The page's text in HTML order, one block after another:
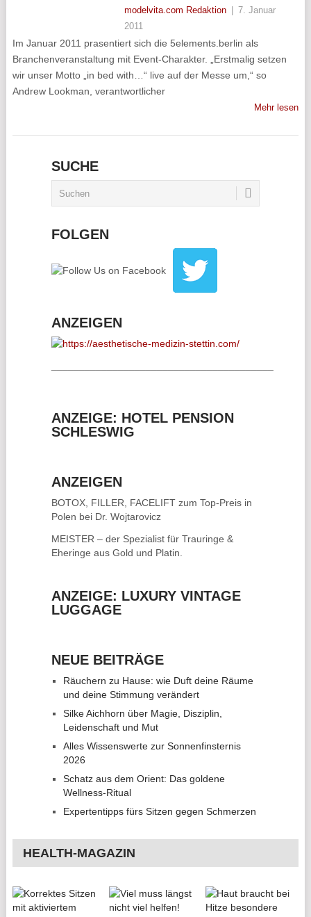
modelvita.com Redaktion
7. Januar
2011
Im Januar 2011 prasentiert sich die 5elements.berlin als
Branchenveranstaltung mit Event-Charakter. „Erstmalig setzen
wir unser Motto „in bed with…“ live auf der Messe um,“ so
Andrew Lookman, verantwortlicher
Mehr lesen
SUCHE
FOLGEN
ANZEIGEN
ANZEIGE: HOTEL PENSION
SCHLESWIG
ANZEIGEN
BOTOX, FILLER, FACELIFTzum Top-Preis in
Polen bei Dr. Wojtarovicz
MEISTER – der Spezialist für Trauringe &
Eheringe aus Gold und Platin.
ANZEIGE: LUXURY VINTAGE
LUGGAGE
NEUE BEITRÄGE
Räuchern zu Hause: wie Duft deine Räume
und deine Stimmung verändert
Silke Aichhorn über Magie, Disziplin,
Leidenschaft und Mut
Alles Wissenswerte zur Sonnenfinsternis
2026
Schatz aus dem Orient: Das goldene
Wellness-Ritual
Expertentipps fürs Sitzen gegen Schmerzen
HEALTH-MAGAZIN